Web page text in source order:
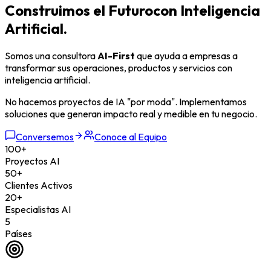
Construimos el Futurocon Inteligencia
Artificial.
Somos una consultora AI-First que ayuda a empresas a
transformar sus operaciones, productos y servicios con
inteligencia artificial.
No hacemos proyectos de IA "por moda". Implementamos
soluciones que generanimpacto real y medibleen tu negocio.
Conversemos
Conoce al Equipo
100+
Proyectos AI
50+
Clientes Activos
20+
Especialistas AI
5
Países